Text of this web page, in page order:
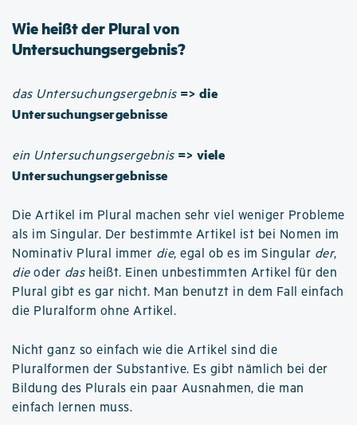
Wie heißt der Plural von
Untersuchungsergebnis?
das Untersuchungsergebnis => die
Untersuchungsergebnisse
ein Untersuchungsergebnis => viele
Untersuchungsergebnisse
Die Artikel im Plural machen sehr viel weniger Probleme
als im Singular. Der bestimmte Artikel ist bei Nomen im
Nominativ Plural immer die, egal ob es im Singular der,
dieoder dasheißt. Einen unbestimmten Artikel für den
Plural gibt es gar nicht. Man benutzt in dem Fall einfach
die Pluralform ohne Artikel.
Nicht ganz so einfach wie die Artikel sind die
Pluralformen der Substantive. Es gibt nämlich bei der
Bildung des Plurals ein paar Ausnahmen, die man
einfach lernen muss.